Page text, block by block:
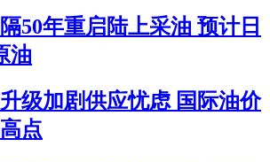
50年重启陆上采油 预计日
油
级加剧供应忧虑 国际油价
点